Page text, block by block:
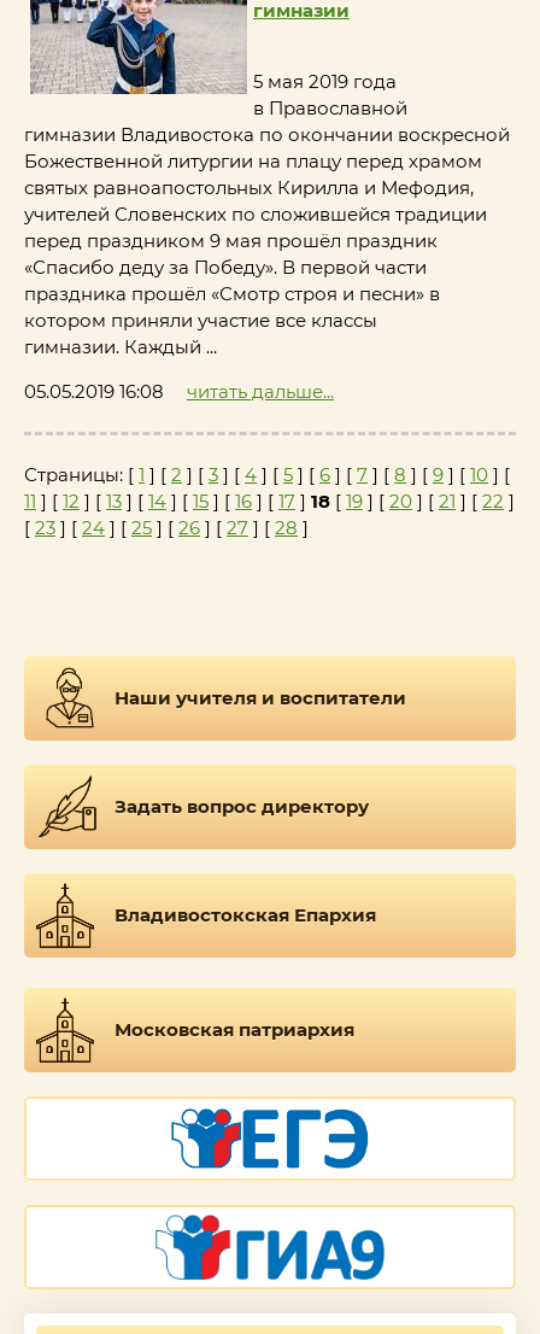
Наши учителя и воспитатели
Задать вопрос директору
Владивостокская Епархия
Московская патриархия
гимназии
5 мая 2019 года
в Православной
гимназии Владивостока по окончании воскресной
Божественной литургии на плацу перед храмом
святых равноапостольных Кирилла и Мефодия,
учителей Словенских по сложившейся традиции
перед праздником 9 мая прошёл праздник
«Спасибо деду за Победу». В первой части
праздника прошёл «Смотр строя и песни» в
котором приняли участие все классы
гимназии. Каждый ...
05.05.2019 16:08
читать дальше...
Страницы: [ 1 ] [ 2 ] [ 3 ] [ 4 ] [ 5 ] [ 6 ] [ 7 ] [ 8 ] [ 9 ] [ 10 ] [
11 ] [ 12 ] [ 13 ] [ 14 ] [ 15 ] [ 16 ] [ 17 ] 18 [ 19 ] [ 20 ] [ 21 ] [ 22 ]
[ 23 ] [ 24 ] [ 25 ] [ 26 ] [ 27 ] [ 28 ]